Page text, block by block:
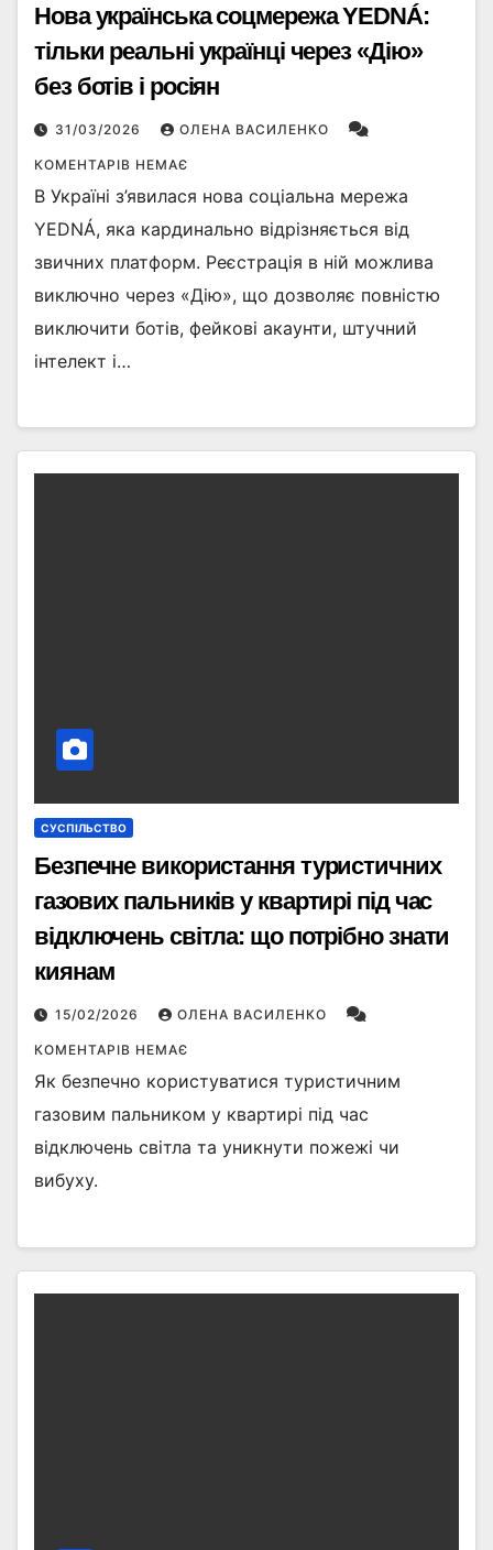
Нова українська соцмережа YEDNÁ:
тільки реальні українці через «Дію»
без ботів і росіян
31/03/2026 ОЛЕНА ВАСИЛЕНКО
КОМЕНТАРІВ НЕМАЄ
В Україні з’явилася нова соціальна мережа
YEDNÁ, яка кардинально відрізняється від
звичних платформ. Реєстрація в ній можлива
виключно через «Дію», що дозволяє повністю
виключити ботів, фейкові акаунти, штучний
інтелект і…
СУСПІЛЬСТВО
Безпечне використання туристичних
газових пальників у квартирі під час
відключень світла: що потрібно знати
киянам
15/02/2026 ОЛЕНА ВАСИЛЕНКО
КОМЕНТАРІВ НЕМАЄ
Як безпечно користуватися туристичним
газовим пальником у квартирі під час
відключень світла та уникнути пожежі чи
вибуху.